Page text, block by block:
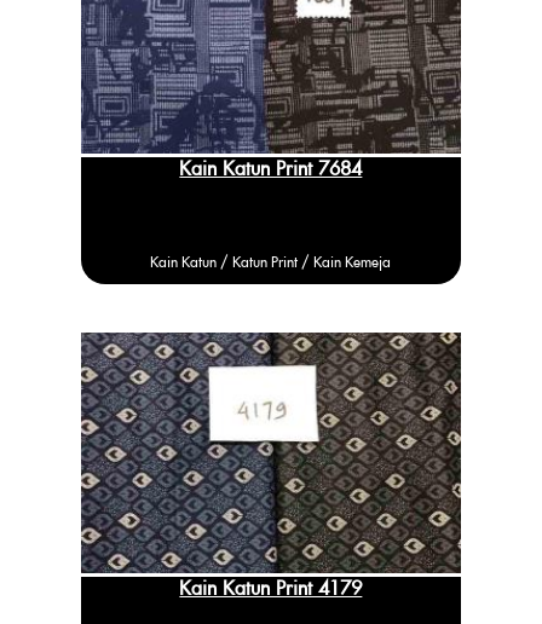
Kain Katun Print 7684
Kain Katun / Katun Print / Kain Kemeja
Kain Katun Print 4179